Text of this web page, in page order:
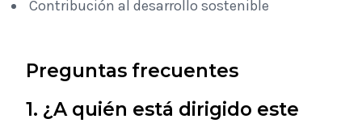
Contribución al desarrollo sostenible
Preguntas frecuentes
1. ¿A quién está dirigido este